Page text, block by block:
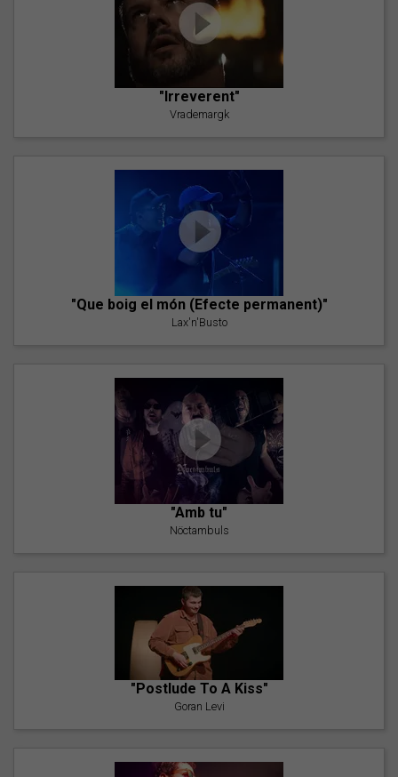
"Irreverent"
Vrademargk
"Que boig el món (Efecte permanent)"
Lax'n'Busto
"Amb tu"
Nöctambuls
"Postlude To A Kiss"
Goran Levi